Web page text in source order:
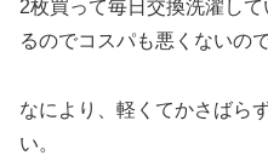
2枚買って毎日交換洗濯し
るのでコスパも悪くないので
なにより、軽くてかさばら
い。